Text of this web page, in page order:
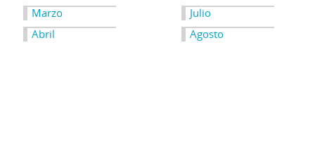
Marzo
Abril
Julio
Agosto